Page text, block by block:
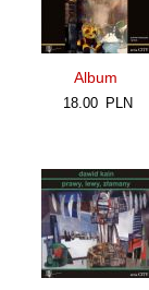
Mrozek Mirosław
Muszer Dariusz
Niewrzęda
Nowakowska
Nowakowski
Obrąpalska
Olak Elżbieta
Olsińska Halszka
Album
18.00 PLN